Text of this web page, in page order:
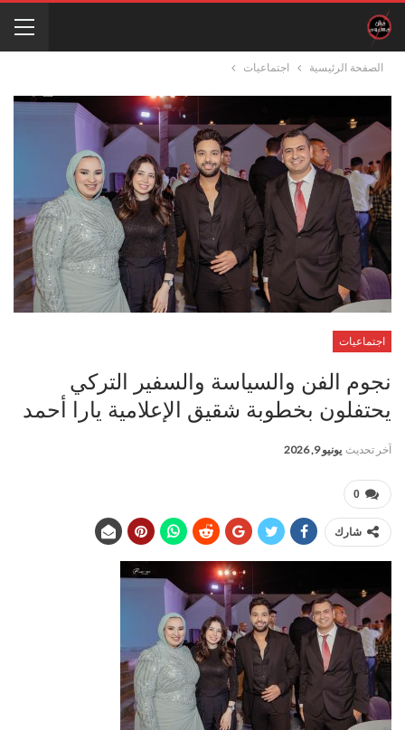
الصفحة الرئيسية اجتماعيات
اجتماعيات
نجوم الفن والسياسة والسفير التركي
يحتفلون بخطوبة شقيق الإعلامية يارا أحمد
آخر تحديث يونيو 9, 2026
0
شارك